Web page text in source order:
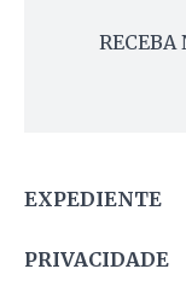
RECEBA
EXPEDIENTE
PRIVACIDADE